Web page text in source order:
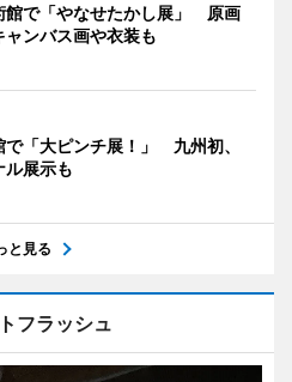
館で「やなせたかし展」 原画
ャンバス画や衣装も
で「大ピンチ展！」 九州初、
ル展示も
と見る
フラッシュ